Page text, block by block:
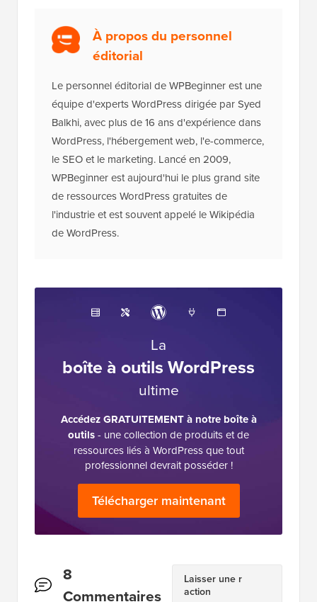
À propos du personnel
éditorial
Le personnel éditorial de WPBeginner est une
équipe d'experts WordPress dirigée par Syed
Balkhi, avec plus de 16 ans d'expérience dans
WordPress, l'hébergement web, l'e-commerce,
le SEO et le marketing. Lancé en 2009,
WPBeginner est aujourd'hui le plus grand site
de ressources WordPress gratuites de
l'industrie et est souvent appelé le Wikipédia
de WordPress.
La
boîte à outils WordPress
ultime
Accédez GRATUITEMENT à notre boîte à
outils- une collection de produits et de
ressources liés à WordPress que tout
professionnel devrait posséder !
Télécharger maintenant
Interactions
des
8
Commentaires
Laisser une r
action